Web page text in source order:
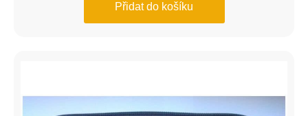
Přidat do košíku